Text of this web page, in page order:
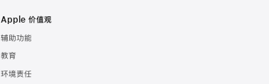
Apple 价值观
辅助功能
教育
环境责任